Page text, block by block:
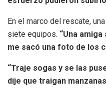
En el marco del rescate,
siete equipos. “Una
me sacó una foto de los
“Traje sogas y se las
dije que traigan